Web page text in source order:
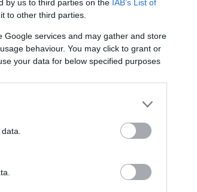
by us to third parties on the IAB’s List of
to other third parties.
services and may gather and store
behaviour. You may click to grant or
your data for below specified purposes
Οι άνθρωποι,
το
πολιτισμός